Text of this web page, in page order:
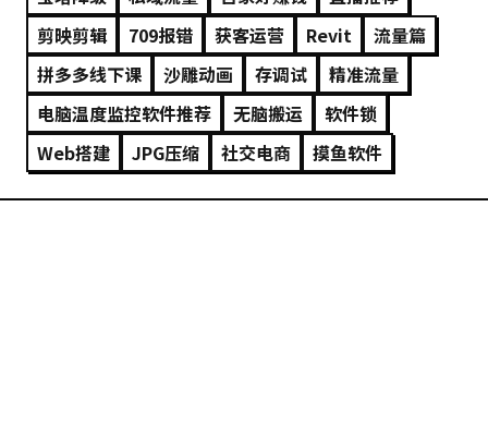
剪映剪辑
709报错 获客运营 Revit
流量篇
拼多多线下课
沙雕动画 存调试
精准流量
电脑温度监控软件推荐
无脑搬运
软件锁
Web搭建
JPG压缩 社交电商 摸鱼软件